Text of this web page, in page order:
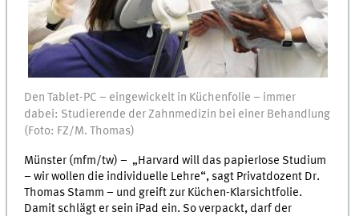
Den Tablet-PC – eingewickelt in Küchenfolie – immer
dabei: Studierende der Zahnmedizin bei einer Behandlung
(Foto: FZ/M. Thomas)
Münster (mfm/tw) – „Harvard will das papierlose Studium
– wir wollen die individuelle Lehre“, sagt Privatdozent Dr.
Thomas Stamm – und greift zur Küchen-Klarsichtfolie.
Damit schlägt er sein iPad ein. So verpackt, darf der